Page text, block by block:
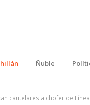
Ñuble
cautelares a chofer de